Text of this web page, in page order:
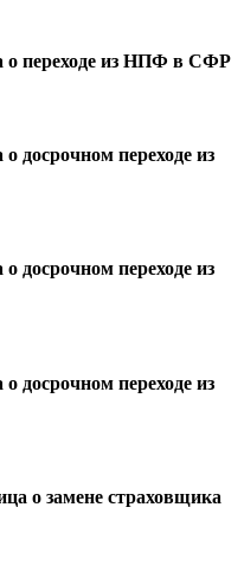
о переходе из НПФ в CФР
досрочном переходе из
досрочном переходе из
досрочном переходе из
о замене страховщика